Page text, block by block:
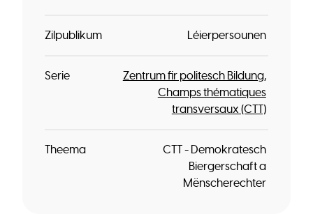
Zilpublikum Léierpersounen
Serie
Zentrum fir politesch Bildung
Champs thématiques
transversaux (CTT)
Theema
CTT - Demokratesch
Biergerschaft a
Mënscherechter